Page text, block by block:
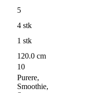
5
4 stk
1 stk
120.0 cm
10
Purere,
Smoothie,